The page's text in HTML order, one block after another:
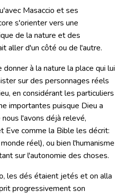
Masaccio et ses
s'orienter vers une
de la nature et des
aller d'un côté ou de l'autre.
à la nature la place qui lui
sur des personnages réels
en considérant les particuliers
importantes puisque Dieu a
l'avons déjà relevé,
Eve comme la Bible les décrit:
réel), ou bien l'humanisme
sur l'autonomie des choses.
les dés étaient jetés et on alla
progressivement son